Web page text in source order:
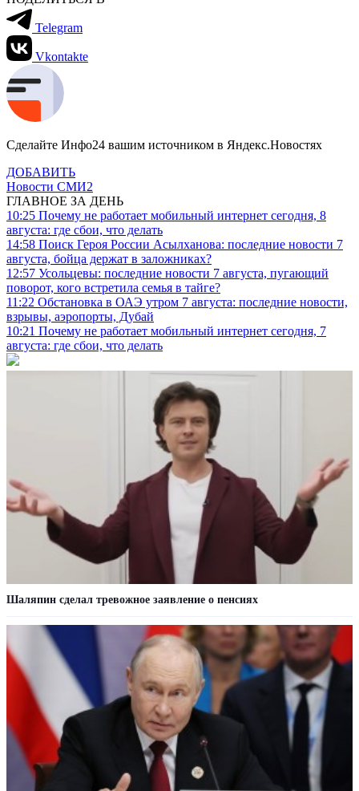
Telegram
Vkontakte
Сделайте Инфо24 вашим источником в Яндекс.Новостях
ДОБАВИТЬ
Новости СМИ2
ГЛАВНОЕ ЗА ДЕНЬ
10:25 Почему не работает мобильный интернет сегодня, 8
августа: где сбои, что делать
14:58 Поиск Героя России Асылханова: последние новости 7
августа, бойца держат в заложниках?
12:57 Усольцевы: последние новости 7 августа, пугающий
поворот, кого встретила семья в тайге?
11:22 Обстановка в ОАЭ утром 7 августа: последние новости,
взрывы, аэропорты, Дубай
10:21 Почему не работает мобильный интернет сегодня, 7
августа: где сбои, что делать
Шаляпин сделал тревожное заявление о пенсиях